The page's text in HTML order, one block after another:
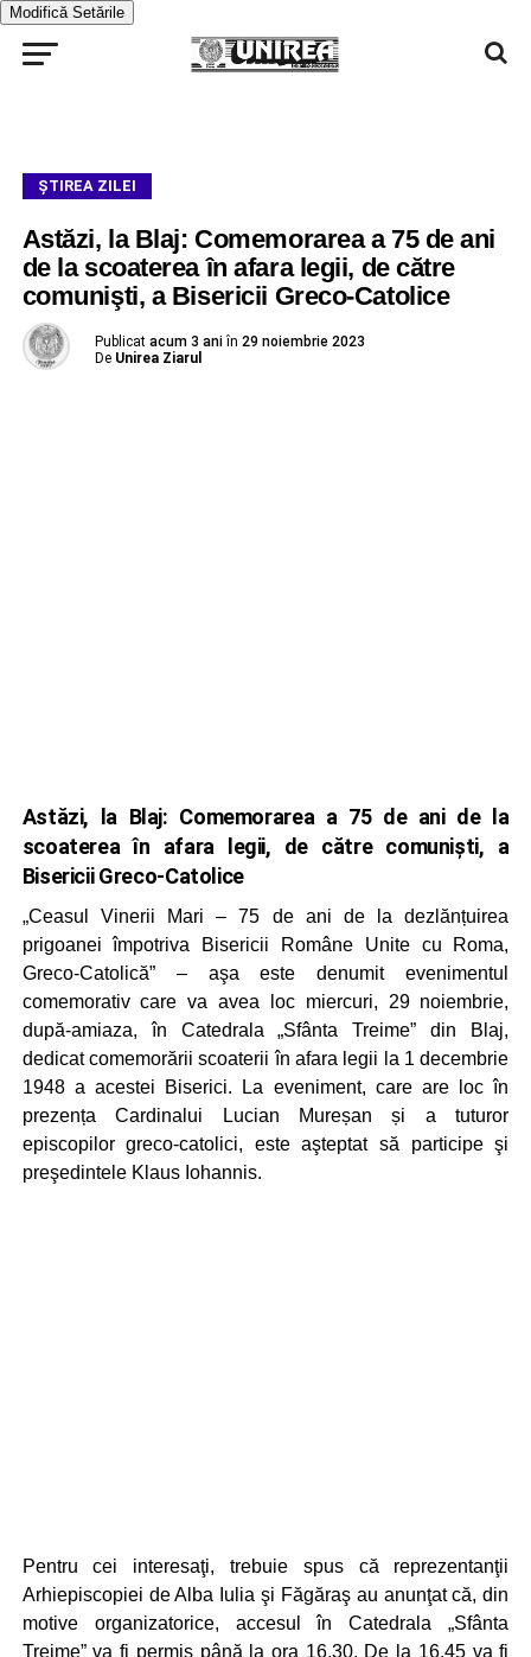
Modifică Setările
ŞTIREA ZILEI
Astăzi, la Blaj: Comemorarea a 75 de ani
de la scoaterea în afara legii, de către
comunişti, a Bisericii Greco-Catolice
Publicat acum 3 ani în 29 noiembrie 2023
De Unirea Ziarul
Astăzi, la Blaj: Comemorarea a 75 de ani de la
scoaterea în afara legii, de către comunişti, a
Bisericii Greco-Catolice
„Ceasul Vinerii Mari – 75 de ani de la dezlănțuirea
prigoanei împotriva Bisericii Române Unite cu Roma,
Greco-Catolică” – aşa este denumit evenimentul
comemorativ care va avea loc miercuri, 29 noiembrie,
după-amiaza, în Catedrala „Sfânta Treime” din Blaj,
dedicat comemorării scoaterii în afara legii la 1 decembrie
1948 a acestei Biserici. La eveniment, care are loc în
prezența Cardinalui Lucian Mureșan și a tuturor
episcopilor greco-catolici, este aşteptat să participe şi
preşedintele Klaus Iohannis.
Pentru cei interesaţi, trebuie spus că reprezentanţii
Arhiepiscopiei de Alba Iulia şi Făgăraş au anunţat că, din
motive organizatorice, accesul în Catedrala „Sfânta
Treime” va fi permis până la ora 16.30. De la 16.45 va fi